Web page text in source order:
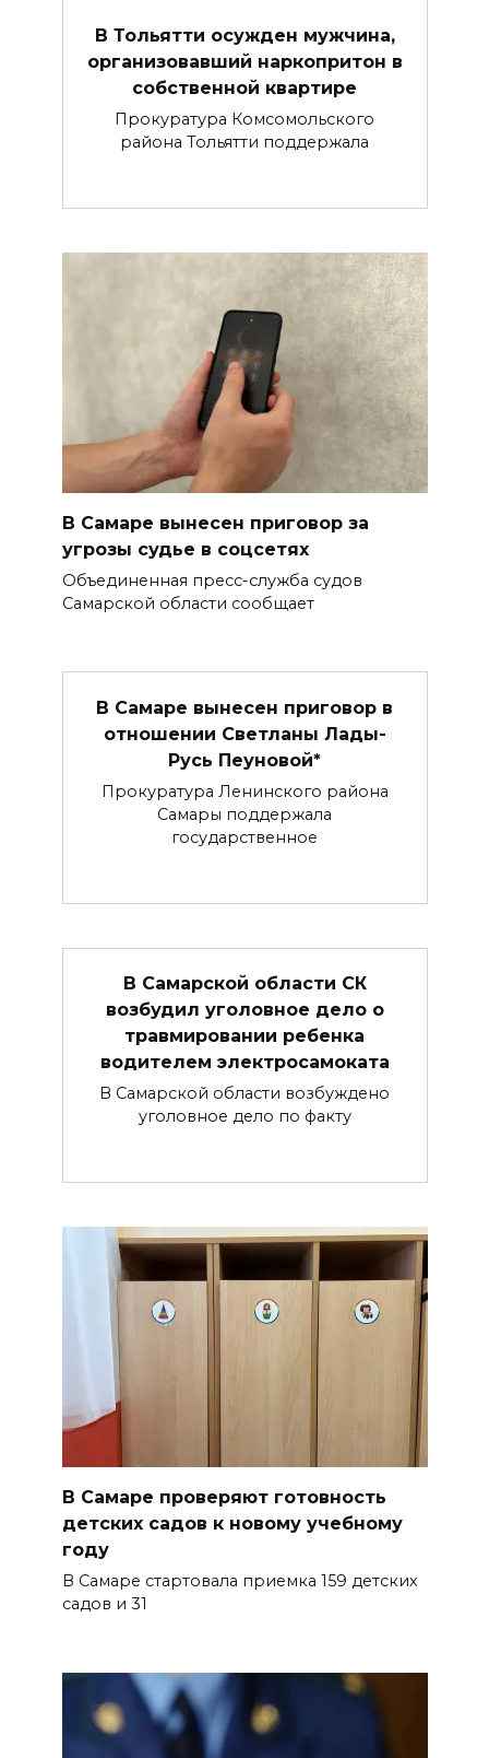
В Тольятти осужден мужчина,
организовавший наркопритон в
собственной квартире
Прокуратура Комсомольского
района Тольятти поддержала
В Самаре вынесен приговор за
угрозы судье в соцсетях
Объединенная пресс-служба судов
Самарской области сообщает
В Самаре вынесен приговор в
отношении Светланы Лады-
Русь Пеуновой*
Прокуратура Ленинского района
Самары поддержала
государственное
В Самарской области СК
возбудил уголовное дело о
травмировании ребенка
водителем электросамоката
В Самарской области возбуждено
уголовное дело по факту
В Самаре проверяют готовность
детских садов к новому учебному
году
В Самаре стартовала приемка 159 детских
садов и 31